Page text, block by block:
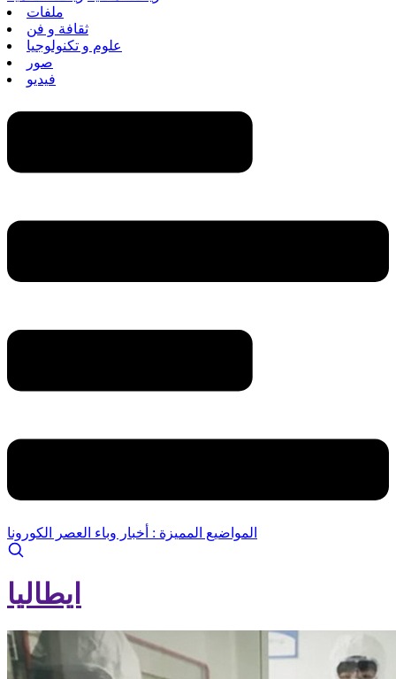
ملفات
ثقافة و فن
علوم و تكنولوجيا
صور
فيديو
المواضيع المميزة : أخبار وباء العصر الكورونا
ايطاليا